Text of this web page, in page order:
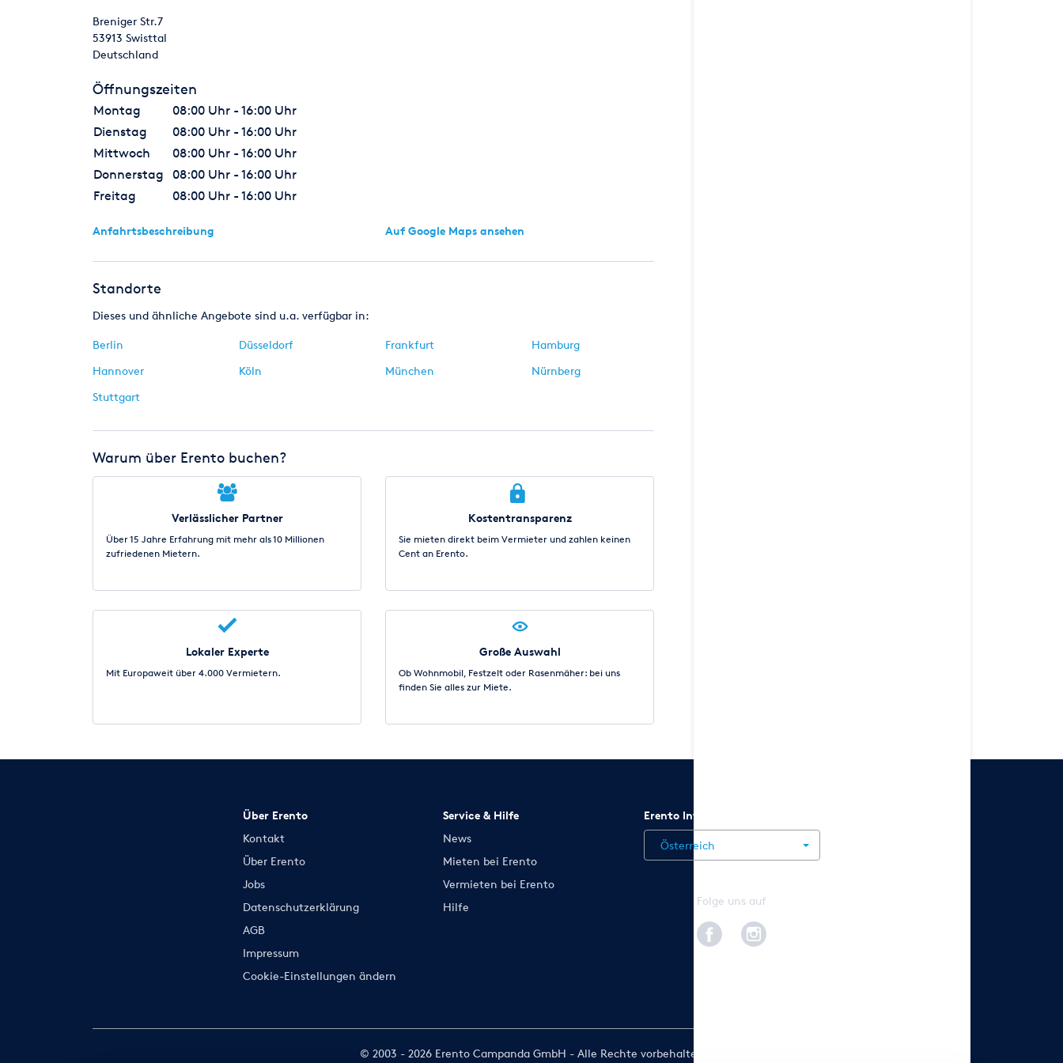
Breniger Str.7
53913 Swisttal
Deutschland
Öffnungszeiten
Montag
08:00 Uhr - 16:00 Uhr
Dienstag
08:00 Uhr - 16:00 Uhr
Mittwoch
08:00 Uhr - 16:00 Uhr
Donnerstag
08:00 Uhr - 16:00 Uhr
Freitag
08:00 Uhr - 16:00 Uhr
Anfahrtsbeschreibung Auf Google Maps ansehen
Standorte
Dieses und ähnliche Angebote sind u.a. verfügbar in:
Berlin Düsseldorf Frankfurt
Hamburg
Hannover
Köln München
Nürnberg
Stuttgart
Warum über Erento buchen?
Verlässlicher Partner
Über 15 Jahre Erfahrung mit mehr als 10 Millionen
zufriedenen Mietern.
Lokaler Experte
Mit Europaweit über 4.000 Vermietern.
Kostentransparenz
Sie mieten direkt beim Vermieter und zahlen keinen
Cent an Erento.
Große Auswahl
Ob Wohnmobil, Festzelt oder Rasenmäher: bei uns
finden Sie alles zur Miete.
Über Erento
Kontakt
Über Erento
Jobs
Datenschutzerklärung
AGB
Impressum
Cookie-Einstellungen ändern
Service & Hilfe
News
Mieten bei Erento
Vermieten bei Erento
Hilfe
Erento International
Österreich
Folge uns auf
© 2003 - 2026 Erento Campanda GmbH - Alle Rechte vorbehalten